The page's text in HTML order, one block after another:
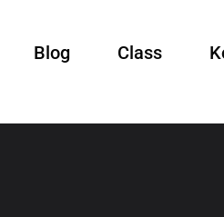
Blog Class